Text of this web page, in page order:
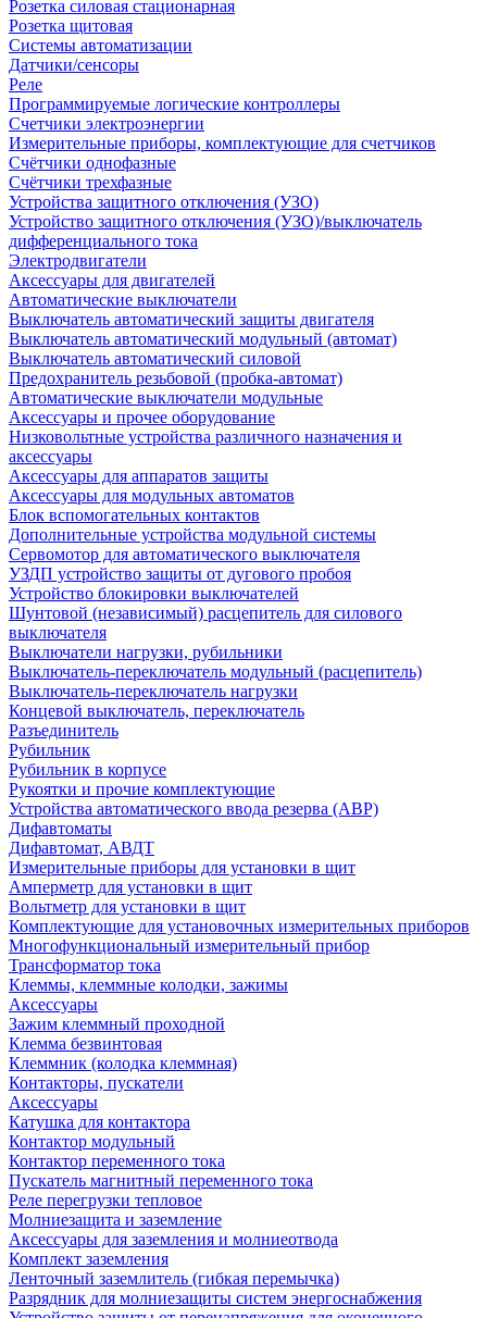
Розетка силовая стационарная
Розетка щитовая
Системы автоматизации
Датчики/сенсоры
Реле
Программируемые логические контроллеры
Счетчики электроэнергии
Измерительные приборы, комплектующие для счетчиков
Счётчики однофазные
Счётчики трехфазные
Устройства защитного отключения (УЗО)
Устройство защитного отключения (УЗО)/выключатель
дифференциального тока
Электродвигатели
Аксессуары для двигателей
Автоматические выключатели
Выключатель автоматический защиты двигателя
Выключатель автоматический модульный (автомат)
Выключатель автоматический силовой
Предохранитель резьбовой (пробка-автомат)
Автоматические выключатели модульные
Аксессуары и прочее оборудование
Низковольтные устройства различного назначения и
аксессуары
Аксессуары для аппаратов защиты
Аксессуары для модульных автоматов
Блок вспомогательных контактов
Дополнительные устройства модульной системы
Сервомотор для автоматического выключателя
УЗДП устройство защиты от дугового пробоя
Устройство блокировки выключателей
Шунтовой (независимый) расцепитель для силового
выключателя
Выключатели нагрузки, рубильники
Выключатель-переключатель модульный (расцепитель)
Выключатель-переключатель нагрузки
Концевой выключатель, переключатель
Разъединитель
Рубильник
Рубильник в корпусе
Рукоятки и прочие комплектующие
Устройства автоматического ввода резерва (АВР)
Дифавтоматы
Дифавтомат, АВДТ
Измерительные приборы для установки в щит
Амперметр для установки в щит
Вольтметр для установки в щит
Комплектующие для установочных измерительных приборов
Многофункциональный измерительный прибор
Трансформатор тока
Клеммы, клеммные колодки, зажимы
Аксессуары
Зажим клеммный проходной
Клемма безвинтовая
Клеммник (колодка клеммная)
Контакторы, пускатели
Аксессуары
Катушка для контактора
Контактор модульный
Контактор переменного тока
Пускатель магнитный переменного тока
Реле перегрузки тепловое
Молниезащита и заземление
Аксессуары для заземления и молниеотвода
Комплект заземления
Ленточный заземлитель (гибкая перемычка)
Разрядник для молниезащиты систем энергоснабжения